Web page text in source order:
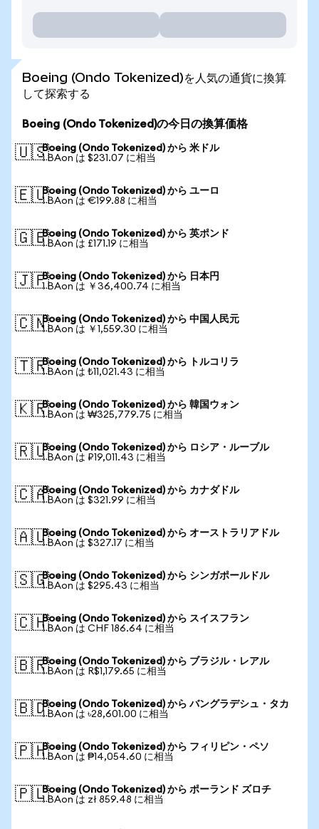
Boeing (Ondo Tokenized)を人気の通貨に換算
して探索する
Boeing (Ondo Tokenized)の今日の換算価格
🇺🇸Boeing (Ondo Tokenized) から 米ドル
1 BAon は $231.07 に相当
🇪🇺Boeing (Ondo Tokenized) から ユーロ
1 BAon は €199.88 に相当
🇬🇧Boeing (Ondo Tokenized) から 英ポンド
1 BAon は £171.19 に相当
🇯🇵Boeing (Ondo Tokenized) から 日本円
1 BAon は ￥36,400.74 に相当
🇨🇳Boeing (Ondo Tokenized) から 中国人民元
1 BAon は ￥1,559.30 に相当
🇹🇷Boeing (Ondo Tokenized) から トルコリラ
1 BAon は ₺11,021.43 に相当
🇰🇷Boeing (Ondo Tokenized) から 韓国ウォン
1 BAon は ₩325,779.75 に相当
🇷🇺Boeing (Ondo Tokenized) から ロシア・ルーブル
1 BAon は ₽19,011.43 に相当
🇨🇦Boeing (Ondo Tokenized) から カナダドル
1 BAon は $321.99 に相当
🇦🇺Boeing (Ondo Tokenized) から オーストラリアドル
1 BAon は $327.17 に相当
🇸🇬Boeing (Ondo Tokenized) から シンガポールドル
1 BAon は $295.43 に相当
🇨🇭Boeing (Ondo Tokenized) から スイスフラン
1 BAon は CHF 186.64 に相当
🇧🇷Boeing (Ondo Tokenized) から ブラジル・レアル
1 BAon は R$1,179.65 に相当
🇧🇩Boeing (Ondo Tokenized) から バングラデシュ・タカ
1 BAon は ৳28,601.00 に相当
🇵🇭Boeing (Ondo Tokenized) から フィリピン・ペソ
1 BAon は ₱14,054.60 に相当
🇵🇱Boeing (Ondo Tokenized) から ポーランド ズロチ
1 BAon は zł 859.48 に相当